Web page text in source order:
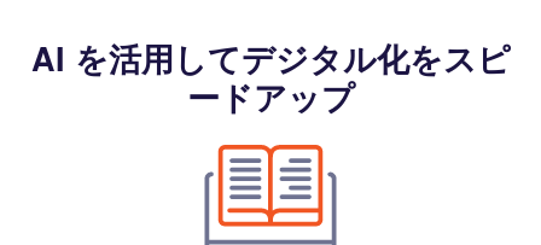
AI を活用してデジタル化をスピ
ードアップ